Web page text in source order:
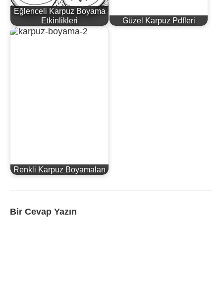
Eğlenceli Karpuz Boyama
Etkinlikleri
Güzel Karpuz Pdfleri
Renkli Karpuz Boyamaları
Bir Cevap Yazın